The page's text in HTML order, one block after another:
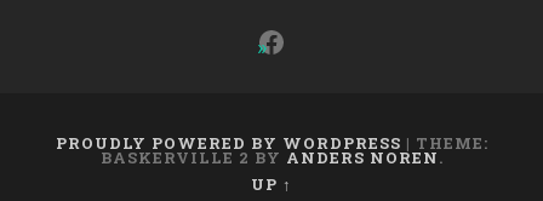
Facebook
PROUDLY POWERED BY WORDPRESS | THEME:
BASKERVILLE 2 BY ANDERS NOREN.
UP ↑